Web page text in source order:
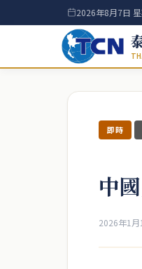
2026年8月7日
即時
中
2026年1